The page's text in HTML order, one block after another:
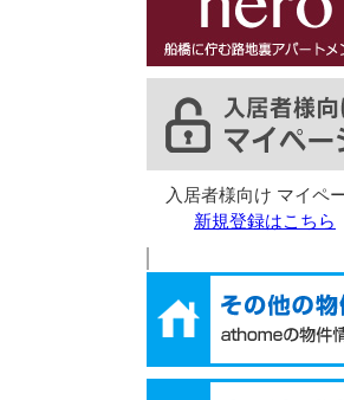
入居者様向け マイペ
新規登録はこちら